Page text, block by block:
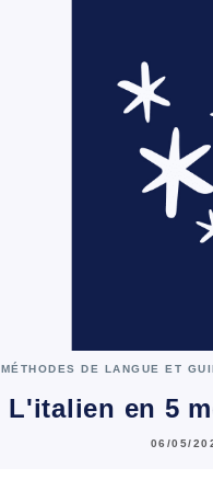
MÉTHODES DE LANGUE ET
L'italien en 5
06/05/